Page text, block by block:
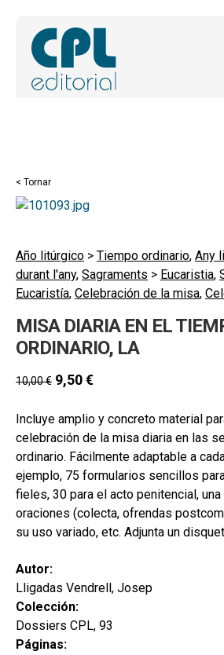
REVISTES
FORMES
ACTUALITAT
BLOG
CONTACTE
CAT
ESP
< Tornar
Año litúrgico > Tiempo ordinario, Any
durant l'any, Sagraments > Eucaristia,
Eucaristía, Celebración de la misa,
MISA DIARIA EN EL
ORDINARIO, LA
10,00€ 9,50€
Incluye amplio y concreto material
celebración de la misa diaria en las
ordinario. Fácilmente adaptable a
ejemplo, 75 formularios sencillos
fieles, 30 para el acto penitencial,
oraciones (colecta, ofrendas
su uso variado, etc. Adjunta un
Autor:
Lligadas Vendrell, Josep
Colección:
Dossiers CPL, 93
Páginas: